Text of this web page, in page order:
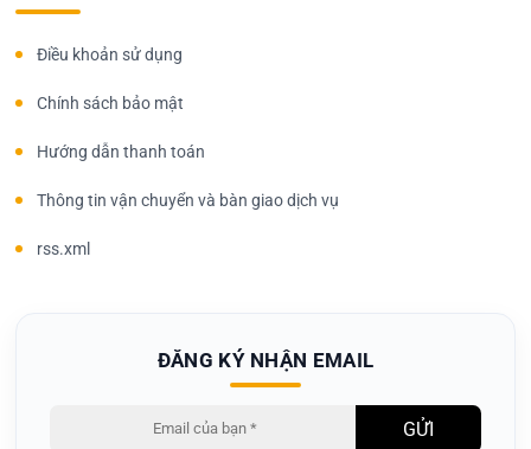
Điều khoản sử dụng
Chính sách bảo mật
Hướng dẫn thanh toán
Thông tin vận chuyển và bàn giao dịch vụ
rss.xml
ĐĂNG KÝ NHẬN EMAIL